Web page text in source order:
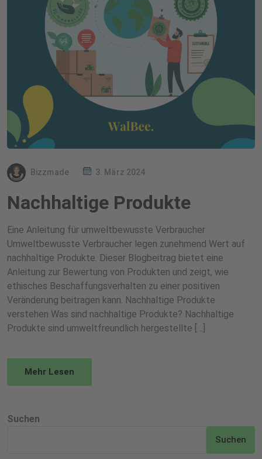
Bizzmade 3. März 2024
Nachhaltige Produkte
Eine Anleitung für umweltbewusste Verbraucher
Umweltbewusste Verbraucher legen zunehmend Wert auf
nachhaltige Produkte. Dieser Blogbeitrag bietet eine
Anleitung zur Bewertung von Produkten und zeigt, wie
ethisches Beschaffungsverhalten zu einer positiven
Veränderung beitragen kann. Nachhaltige Produkte
verstehen Was sind nachhaltige Produkte? Nachhaltige
Produkte sind umweltfreundlich hergestellte […]
Mehr Lesen
Suchen
Suchen